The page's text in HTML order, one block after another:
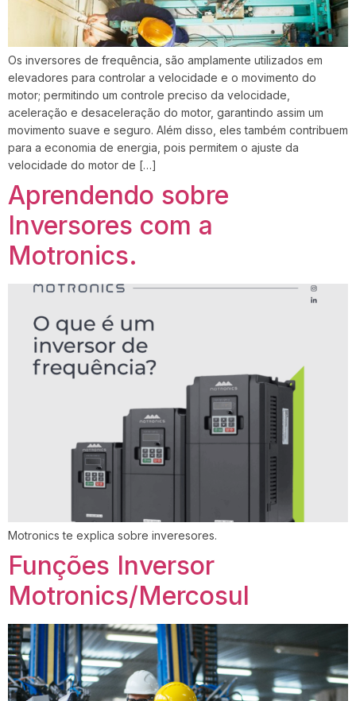
Os inversores de frequência, são amplamente utilizados em
elevadores para controlar a velocidade e o movimento do
motor; permitindo um controle preciso da velocidade,
aceleração e desaceleração do motor, garantindo assim um
movimento suave e seguro. Além disso, eles também contribuem
para a economia de energia, pois permitem o ajuste da
velocidade do motor de […]
Aprendendo sobre
Inversores com a
Motronics.
Motronics te explica sobre inveresores.
Funções Inversor
Motronics/Mercosul